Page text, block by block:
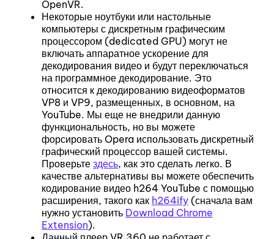
OpenVR.
Некоторые ноутбуки или настольные
компьютеры с дискретным графическим
процессором (dedicated GPU) могут не
включать аппаратное ускорение для
декодирования видео и будут переключаться
на программное декодирование. Это
относится к декодированию видеоформатов
VP8 и VP9, ​​размещенных, в основном, на
YouTube. Мы еще не внедрили данную
функциональность, но вы можете
форсировать Opera использовать дискретный
графический процессор вашей системы.
Проверьте здесь, как это сделать легко. В
качестве альтернативы вы можете обеспечить
кодирование видео h264 YouTube с помощью
расширения, такого как h264ify (сначала вам
нужно установить Download Chrome
Extension).